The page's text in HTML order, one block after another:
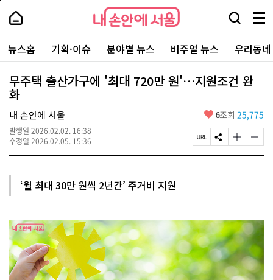
본
로
가
내
손
안
에
서
울
-
서
울
시
대
표
소
통
포
내
손
에
울
검
창
열
기
메
뉴
전
체
보
주
요
서
뉴스홈 기획·이슈 분야별 뉴스 비주얼 뉴스 우리동
무주택 출산가구에 '최대 720만 원'…지원조건 완
화
내 손안에 서울
발행일 2026.02.02. 16:38
수정일 2026.02.05. 15:36
좋
요
6조회 25,775
페
이
S
N
글
자
하
기
글
자
하
기
‘월 최대 30만 원씩 2년간’ 주거비 지원
페
상
단
로